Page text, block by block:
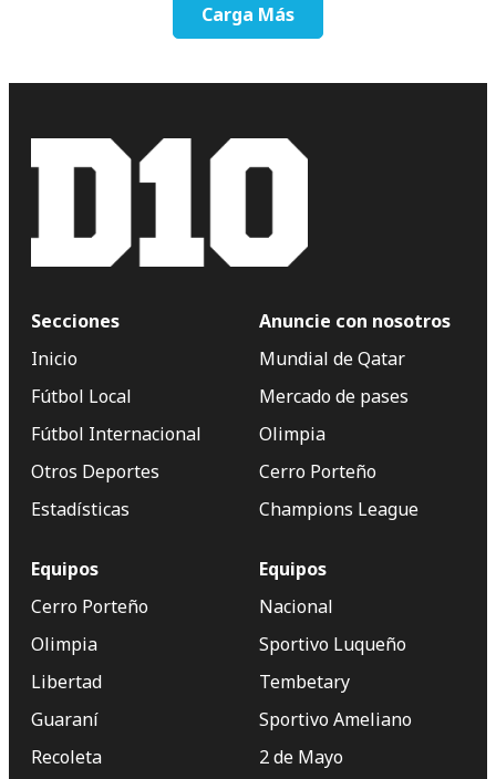
Carga Más
Secciones
Inicio
Fútbol Local
Fútbol Internacional
Otros Deportes
Estadísticas
Anuncie con nosotros
Mundial de Qatar
Mercado de pases
Olimpia
Cerro Porteño
Champions League
Equipos
Cerro Porteño
Olimpia
Libertad
Guaraní
Recoleta
Equipos
Nacional
Sportivo Luqueño
Tembetary
Sportivo Ameliano
2 de Mayo